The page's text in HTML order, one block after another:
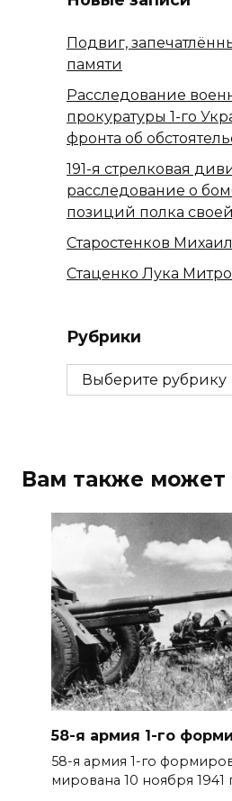
Подвиг,
памяти
Расследование
прокуратуры 1-го
фронта об
191-я стрелковая
расследование о
позиций полка
Старостенков
Стаценко Лука
Рубрики
Рубрики
Вам также может
58-я армия 1-го
58-я армия 1-го
мирована 10 ноября 1941